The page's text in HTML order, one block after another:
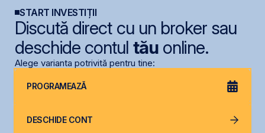
START INVESTIȚII
Discută direct cu un broker sau
deschide contul tăuonline.
Alege varianta potrivită pentru tine:
PROGRAMEAZĂ
DESCHIDE CONT